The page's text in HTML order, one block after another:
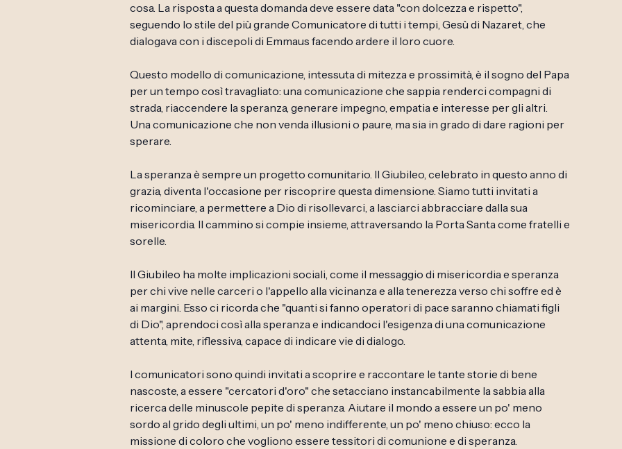
cosa. La risposta a questa domanda deve essere data "con dolcezza e rispetto",
seguendo lo stile del più grande Comunicatore di tutti i tempi, Gesù di Nazaret, che
dialogava con i discepoli di Emmaus facendo ardere il loro cuore.
Questo modello di comunicazione, intessuta di mitezza e prossimità, è il sogno del Papa
per un tempo così travagliato: una comunicazione che sappia renderci compagni di
strada, riaccendere la speranza, generare impegno, empatia e interesse per gli altri.
Una comunicazione che non venda illusioni o paure, ma sia in grado di dare ragioni per
sperare.
La speranza è sempre un progetto comunitario. Il Giubileo, celebrato in questo anno di
grazia, diventa l'occasione per riscoprire questa dimensione. Siamo tutti invitati a
ricominciare, a permettere a Dio di risollevarci, a lasciarci abbracciare dalla sua
misericordia. Il cammino si compie insieme, attraversando la Porta Santa come fratelli e
sorelle.
Il Giubileo ha molte implicazioni sociali, come il messaggio di misericordia e speranza
per chi vive nelle carceri o l'appello alla vicinanza e alla tenerezza verso chi soffre ed è
ai margini. Esso ci ricorda che "quanti si fanno operatori di pace saranno chiamati figli
di Dio", aprendoci così alla speranza e indicandoci l'esigenza di una comunicazione
attenta, mite, riflessiva, capace di indicare vie di dialogo.
I comunicatori sono quindi invitati a scoprire e raccontare le tante storie di bene
nascoste, a essere "cercatori d'oro" che setacciano instancabilmente la sabbia alla
ricerca delle minuscole pepite di speranza. Aiutare il mondo a essere un po' meno
sordo al grido degli ultimi, un po' meno indifferente, un po' meno chiuso: ecco la
missione di coloro che vogliono essere tessitori di comunione e di speranza.